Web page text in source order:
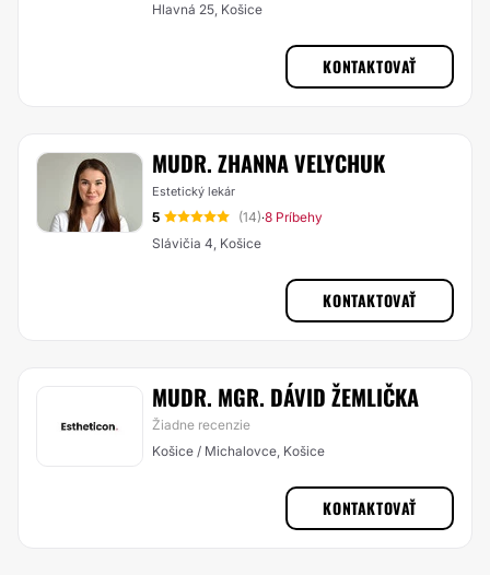
Hlavná 25, Košice
KONTAKTOVAŤ
MUDR. ZHANNA VELYCHUK
Estetický lekár
5 (14)·8 Príbehy
Slávičia 4, Košice
KONTAKTOVAŤ
MUDR. MGR. DÁVID ŽEMLIČKA
Žiadne recenzie
Košice / Michalovce, Košice
KONTAKTOVAŤ